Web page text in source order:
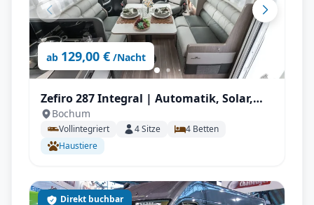
ab 129,00 € /Nacht
Zefiro 287 Integral | Automatik, Solar,
Wechselrichter, Autark, TV, AHK mit
Vollausstattung
Bochum
Vollintegriert 4Sitze 4 Betten
Haustiere
Direkt buchbar